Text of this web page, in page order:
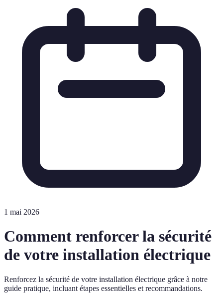
1 mai 2026
Comment renforcer la sécurité
de votre installation électrique
Renforcez la sécurité de votre installation électrique grâce à notre
guide pratique, incluant étapes essentielles et recommandations.